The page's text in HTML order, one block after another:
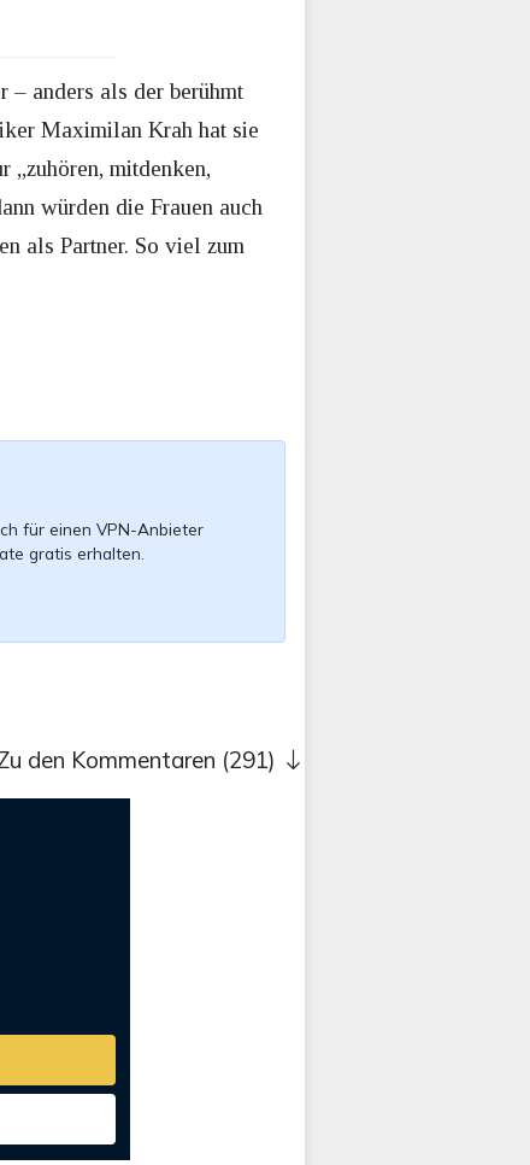
– anders als der berühmt
Maximilan Krah hat sie
„zuhören, mitdenken,
würden die Frauen auch
als Partner. So viel zum
für einen VPN-Anbieter
gratis erhalten.
den Kommentaren (291)